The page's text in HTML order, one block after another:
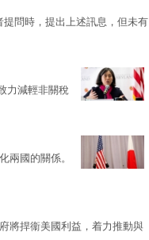
問時，提出上述訊息，但未有
力減輕非關稅
兩國的關係。
將捍衞美國利益，着力推動與